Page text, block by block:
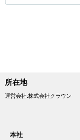
所在地
運営会社:株式会社クラウン
本社